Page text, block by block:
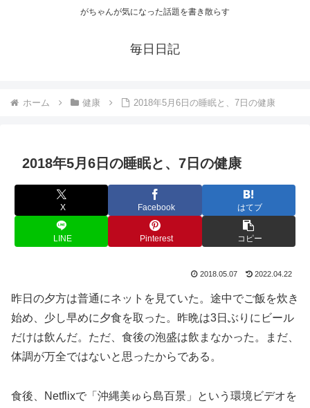
がちゃんが気になった話題を書き散らす
毎日日記
ホーム 健康 2018年5月6日の睡眠と、7日の健康
2018年5月6日の睡眠と、7日の健康
X Facebook はてブ
LINE Pinterest コピー
2018.05.07 2022.04.22
昨日の夕方は普通にネットを見ていた。途中でご飯を炊き
始め、少し早めに夕食を取った。昨晩は3日ぶりにビール
だけは飲んだ。ただ、食後の泡盛は飲まなかった。まだ、
体調が万全ではないと思ったからである。
食後、Netflixで「沖縄美ゅら島百景」という環境ビデオを